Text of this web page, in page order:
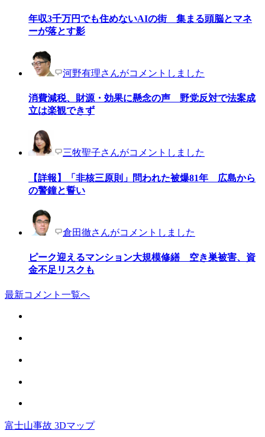
年収3千万円でも住めないAIの街 集まる頭脳とマネ
ーが落とす影
河野有理さんがコメントしました
消費減税、財源・効果に懸念の声 野党反対で法案成
立は楽観できず
三牧聖子さんがコメントしました
【詳報】「非核三原則」問われた被爆81年 広島から
の警鐘と誓い
倉田徹さんがコメントしました
ピーク迎えるマンション大規模修繕 空き巣被害、資
金不足リスクも
最新コメント一覧へ
富士山事故 3Dマップ